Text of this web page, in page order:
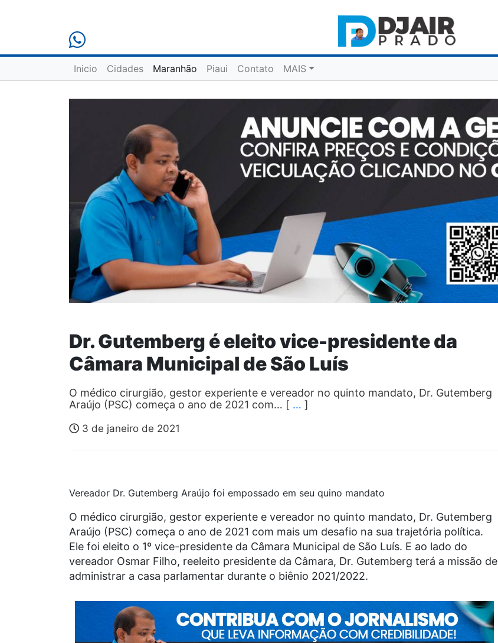
Inicio Cidades Maranhão Piaui Contato MAIS
Dr. Gutemberg é eleito vice-presidente da
Câmara Municipal de São Luís
O médico cirurgião, gestor experiente e vereador no quinto mandato, Dr. Gutemberg
Araújo (PSC) começa o ano de 2021 com… [ … ]
3 de janeiro de 2021
Vereador Dr. Gutemberg Araújo foi empossado em seu quino mandato
O médico cirurgião, gestor experiente e vereador no quinto mandato, Dr. Gutemberg
Araújo (PSC) começa o ano de 2021 com mais um desafio na sua trajetória política.
Ele foi eleito o 1º vice-presidente da Câmara Municipal de São Luís. E ao lado do
vereador Osmar Filho, reeleito presidente da Câmara, Dr. Gutemberg terá a missão de
administrar a casa parlamentar durante o biênio 2021/2022.